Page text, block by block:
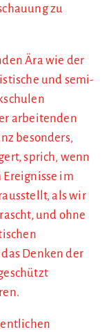
zu
Ära wie der
und semi-
arbeitenden
besonders,
sprich, wenn
im
als wir
und ohne
Denken der